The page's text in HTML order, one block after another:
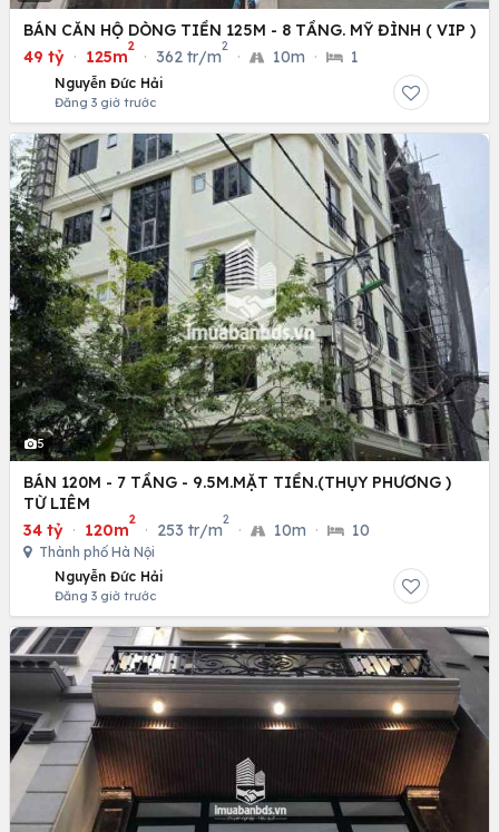
BÁN CĂN HỘ DÒNG TIỀN 125M - 8 TẦNG. MỸ ĐÌNH ( VIP )
49 tỷ · 125m
2
· 362 tr/m
2
· 10m · 1
Nguyễn Đức Hải
Đăng 3 giờ trước
5
BÁN 120M - 7 TẦNG - 9.5M.MẶT TIỀN.(THỤY PHƯƠNG )
TỪ LIÊM
34 tỷ · 120m
2
· 253 tr/m
2
· 10m · 10
Thành phố Hà Nội
Nguyễn Đức Hải
Đăng 3 giờ trước